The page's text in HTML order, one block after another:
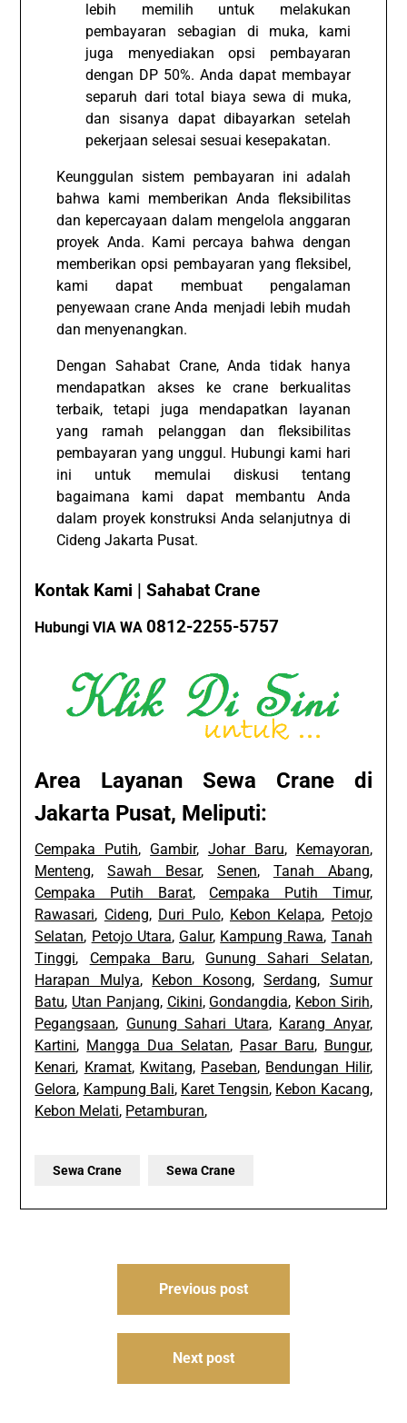
lebih memilih untuk melakukan
pembayaran sebagian di muka, kami
juga menyediakan opsi pembayaran
dengan DP 50%. Anda dapat membayar
separuh dari total biaya sewa di muka,
dan sisanya dapat dibayarkan setelah
pekerjaan selesai sesuai kesepakatan.
Keunggulan sistem pembayaran ini adalah
bahwa kami memberikan Anda fleksibilitas
dan kepercayaan dalam mengelola anggaran
proyek Anda. Kami percaya bahwa dengan
memberikan opsi pembayaran yang fleksibel,
kami dapat membuat pengalaman
penyewaan crane Anda menjadi lebih mudah
dan menyenangkan.
Dengan Sahabat Crane, Anda tidak hanya
mendapatkan akses ke crane berkualitas
terbaik, tetapi juga mendapatkan layanan
yang ramah pelanggan dan fleksibilitas
pembayaran yang unggul. Hubungi kami hari
ini untuk memulai diskusi tentang
bagaimana kami dapat membantu Anda
dalam proyek konstruksi Anda selanjutnya di
Cideng Jakarta Pusat.
Kontak Kami | Sahabat Crane
Hubungi VIA WA0812-2255-5757
Area Layanan Sewa Crane di
Jakarta Pusat, Meliputi:
Cempaka Putih, Gambir, Johar Baru, Kemayoran,
Menteng,Sawah Besar, Senen, Tanah Abang,
Cempaka Putih Barat, Cempaka Putih Timur,
Rawasari, Cideng, Duri Pulo, Kebon Kelapa, Petojo
Selatan, Petojo Utara, Galur, Kampung Rawa, Tanah
Tinggi, Cempaka Baru, Gunung Sahari Selatan,
Harapan Mulya, Kebon Kosong,Serdang, Sumur
Batu, Utan Panjang, Cikini, Gondangdia, Kebon Sirih,
Pegangsaan, Gunung Sahari Utara, Karang Anyar,
Kartini, Mangga Dua Selatan, Pasar Baru, Bungur,
Kenari, Kramat, Kwitang, Paseban, Bendungan Hilir,
Gelora, Kampung Bali, Karet Tengsin, Kebon Kacang,
Kebon Melati, Petamburan,
Sewa Crane Sewa Crane
Previous post
Next post